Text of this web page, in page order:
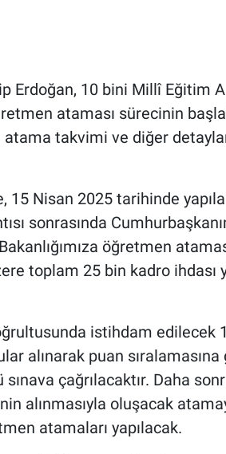
Erdoğan, 10 bini Millî Eğitim
ataması sürecinin
atama takvimi ve diğer
15 Nisan 2025 tarihinde
sonrasında
öğretmen
toplam 25 bin kadro ihdası
istihdam edilecek
alınarak puan
çağrılacaktır. Daha
alınmasıyla oluşacak
atamaları yapılacak.